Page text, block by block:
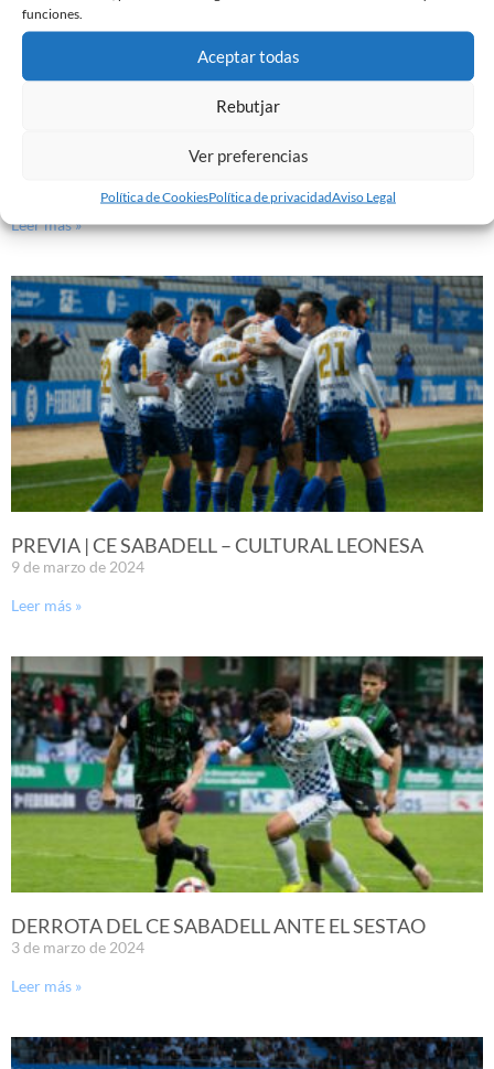
funciones.
Aceptar todas
Rebutjar
Ver preferencias
Política de CookiesPolítica de privacidadAviso Legal
Leer más »
PREVIA | CE SABADELL – CULTURAL LEONESA
9 de marzo de 2024
Leer más »
DERROTA DEL CE SABADELL ANTE EL SESTAO
3 de marzo de 2024
Leer más »